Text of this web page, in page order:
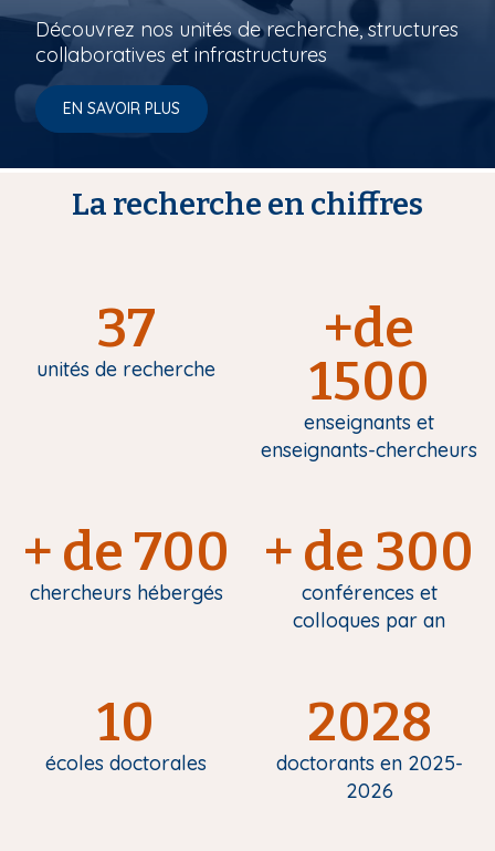
Découvrez nos unités de recherche, structures
collaboratives et infrastructures
EN SAVOIR PLUS
La recherche en chiffres
37
unités de recherche
+de
1500
enseignants et
enseignants-chercheurs
+ de 700
chercheurs hébergés
+ de 300
conférences et
colloques par an
10
écoles doctorales
2028
doctorants en 2025-
2026